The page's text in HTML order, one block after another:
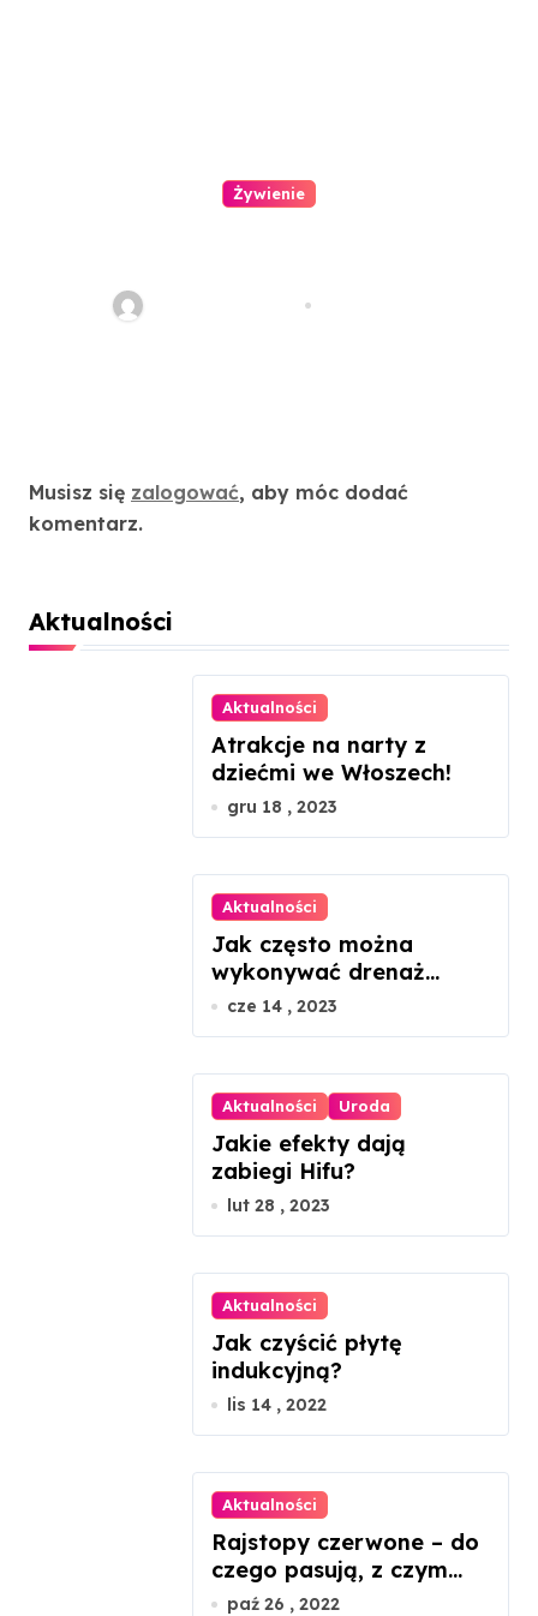
Żywienie
Musisz się zalogować, aby móc dodać
komentarz.
Aktualności
Aktualności
Atrakcje na narty z
dziećmi we Włoszech!
gru 18 , 2023
Aktualności
Jak często można
wykonywać drenaż
limfatyczny twarzy?
cze 14 , 2023
Aktualności Uroda
Jakie efekty dają
zabiegi Hifu?
lut 28 , 2023
Aktualności
Jak czyścić płytę
indukcyjną?
lis 14 , 2022
Aktualności
Rajstopy czerwone – do
czego pasują, z czym
nosić?
paź 26 , 2022